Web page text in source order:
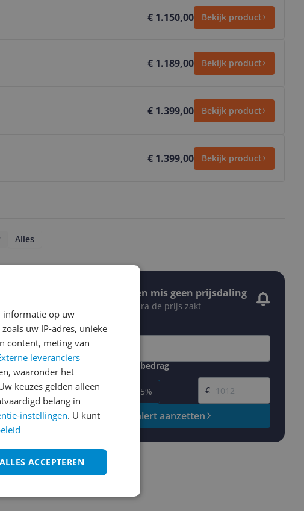
€ 1.150,00 Bekijk product
€ 1.189,00 Bekijk product
€ 1.399,00 Bekijk product
€ 1.399,00 Bekijk product
Alles
Stel een alert in en mis geen prijsdaling
Krijg een seintje zodra de prijs zakt
Jouw e-mailadres
Gewenste daling of bedrag
-5% -10% -15%
Gewenste prijs
€
Prijsalert aanzetten
informatie op uw
uw IP-adres, unieke
content, meting van
leveranciers
waaronder het
keuzes gelden alleen
belang in
instellingen. U kunt
ALLES ACCEPTEREN